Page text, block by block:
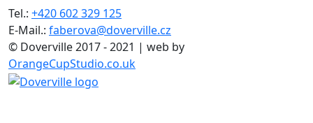
Tel.: +420 602 329 125
E-Mail.: faberova@doverville.cz
© Doverville 2017 - 2021 | web by
OrangeCupStudio.co.uk